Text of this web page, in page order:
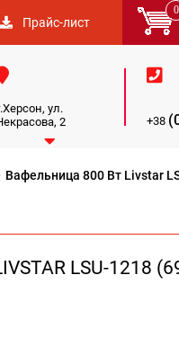
Прайс-лист
0
ул.
2


+38
Вафельница 800 Вт Livstar
LSU-1218